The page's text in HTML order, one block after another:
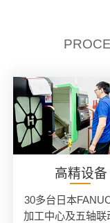
高精设备
30多台日本
加工中心及五轴联